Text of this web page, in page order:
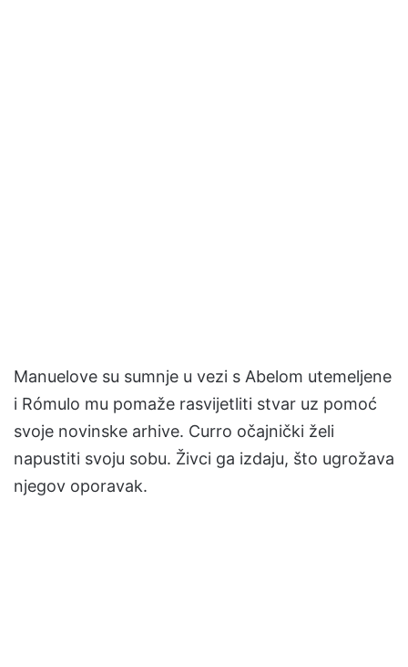
Manuelove su sumnje u vezi s Abelom utemeljene
i Rómulo mu pomaže rasvijetliti stvar uz pomoć
svoje novinske arhive. Curro očajnički želi
napustiti svoju sobu. Živci ga izdaju, što ugrožava
njegov oporavak.